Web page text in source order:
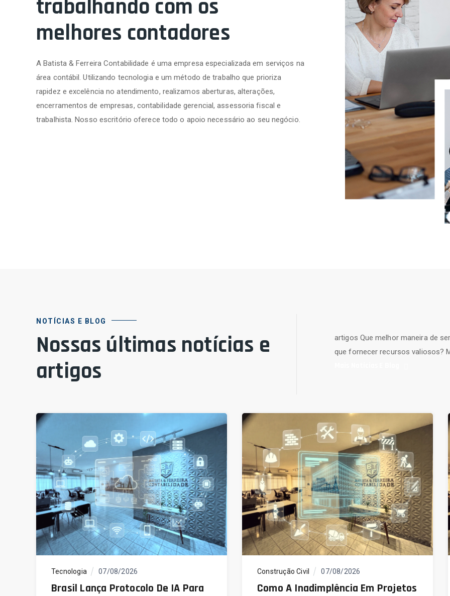
trabalhando com os
melhores contadores
A Batista & Ferreira Contabilidade é uma empresa especializada em serviços na
área contábil. Utilizando tecnologia e um método de trabalho que prioriza
rapidez e excelência no atendimento, realizamos aberturas, alterações,
encerramentos de empresas, contabilidade gerencial, assessoria fiscal e
trabalhista. Nosso escritório oferece todo o apoio necessário ao seu negócio.
NOTÍCIAS E BLOG
Nossas últimas notícias e
artigos
artigos Que melhor maneira de
que fornecer recursos valiosos?
Tecnologia 07/08/2026
Brasil Lança Protocolo De IA Para
Construção Civil 07/08/2026
Como A Inadimplência Em Projetos